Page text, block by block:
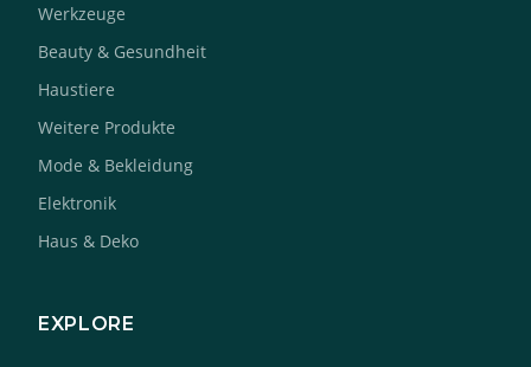
Werkzeuge
Beauty & Gesundheit
Haustiere
Weitere Produkte
Mode & Bekleidung
Elektronik
Haus & Deko
EXPLORE